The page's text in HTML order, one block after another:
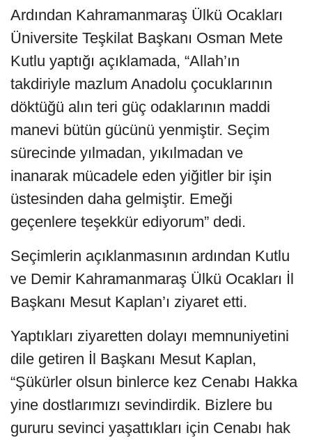
Ardından Kahramanmaraş Ülkü Ocakları
Üniversite Teşkilat Başkanı Osman Mete
Kutlu yaptığı açıklamada, “Allah’ın
takdiriyle mazlum Anadolu çocuklarının
döktüğü alın teri güç odaklarının maddi
manevi bütün gücünü yenmiştir. Seçim
sürecinde yılmadan, yıkılmadan ve
inanarak mücadele eden yiğitler bir işin
üstesinden daha gelmiştir. Emeği
geçenlere teşekkür ediyorum” dedi.
Seçimlerin açıklanmasının ardından Kutlu
ve Demir Kahramanmaraş Ülkü Ocakları İl
Başkanı Mesut Kaplan’ı ziyaret etti.
Yaptıkları ziyaretten dolayı memnuniyetini
dile getiren İl Başkanı Mesut Kaplan,
“Şükürler olsun binlerce kez Cenabı Hakka
yine dostlarımızı sevindirdik. Bizlere bu
gururu sevinci yaşattıkları için Cenabı hak